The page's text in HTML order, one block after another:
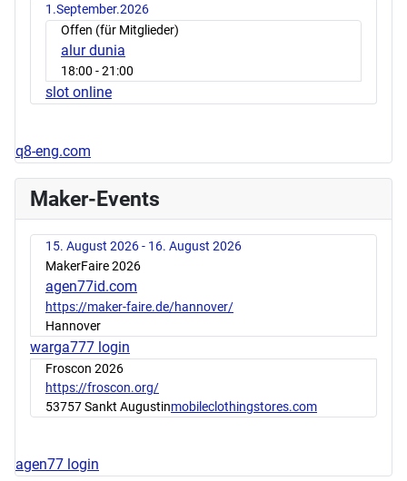
1.September.2026
Offen (für Mitglieder)
alur dunia
18:00 - 21:00
slot online
q8-eng.com
Maker-Events
15. August 2026 - 16. August 2026
MakerFaire 2026
agen77id.com
https://maker-faire.de/hannover/
Hannover
warga777 login
Froscon 2026
https://froscon.org/
53757 Sankt Augustinmobileclothingstores.com
agen77 login